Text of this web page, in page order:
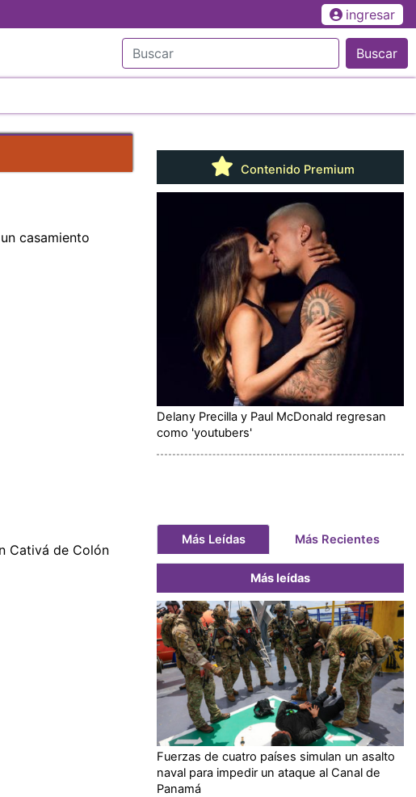
ingresar
Buscar
casamiento
Cativá de Colón
Contenido Premium
Delany Precilla y Paul McDonald regresan
como 'youtubers'
Más Leídas Más Recientes
Más leídas
Fuerzas de cuatro países simulan un asalto
naval para impedir un ataque al Canal de
Panamá